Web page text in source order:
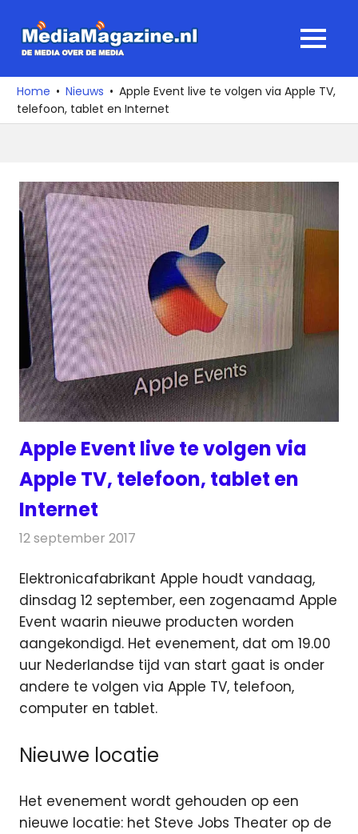
naar
media
over
de
MENU
Home Nieuws
Apple Event live te volgen via Apple TV,
telefoon, tablet en Internet
Apple Event live te volgen via
Apple TV, telefoon, tablet en
Internet
12 september 2017
Elektronicafabrikant Apple houdt vandaag,
dinsdag 12 september, een zogenaamd Apple
Event waarin nieuwe producten worden
aangekondigd. Het evenement, dat om 19.00
uur Nederlandse tijd van start gaat is onder
andere te volgen via Apple TV, telefoon,
computer en tablet.
Nieuwe locatie
Het evenement wordt gehouden op een
nieuwe locatie: het Steve Jobs Theater op de